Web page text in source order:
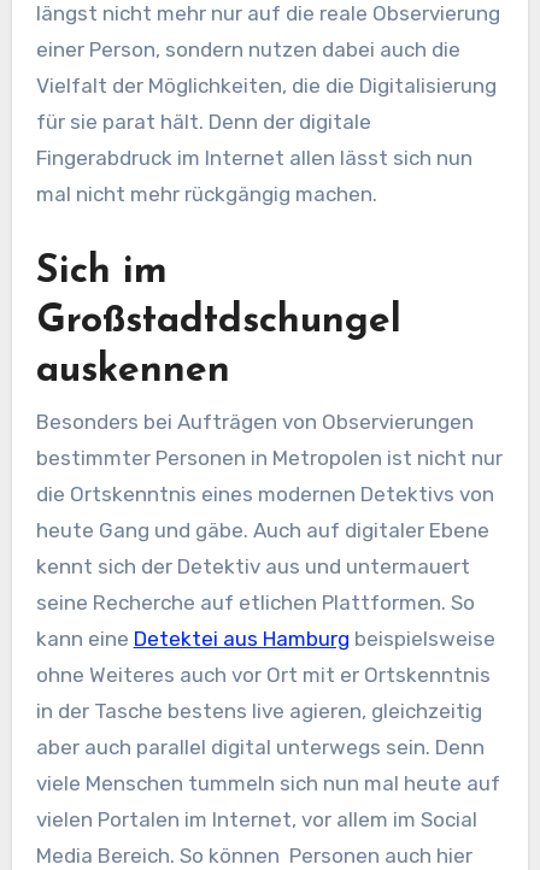
längst nicht mehr nur auf die reale Observierung
einer Person, sondern nutzen dabei auch die
Vielfalt der Möglichkeiten, die die Digitalisierung
für sie parat hält. Denn der digitale
Fingerabdruck im Internet allen lässt sich nun
mal nicht mehr rückgängig machen.
Sich im
Großstadtdschungel
auskennen
Besonders bei Aufträgen von Observierungen
bestimmter Personen in Metropolen ist nicht nur
die Ortskenntnis eines modernen Detektivs von
heute Gang und gäbe. Auch auf digitaler Ebene
kennt sich der Detektiv aus und untermauert
seine Recherche auf etlichen Plattformen. So
kann eine Detektei aus Hamburg beispielsweise
ohne Weiteres auch vor Ort mit er Ortskenntnis
in der Tasche bestens live agieren, gleichzeitig
aber auch parallel digital unterwegs sein. Denn
viele Menschen tummeln sich nun mal heute auf
vielen Portalen im Internet, vor allem im Social
Media Bereich. So können Personen auch hier